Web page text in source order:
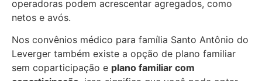
operadoras podem acrescentar agregados, como
netos e avós.
Nos convênios médico para família Santo Antônio do
Leverger também existe a opção de plano familiar
sem coparticipação e plano familiar com